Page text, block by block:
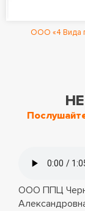
ООО «4 Вида
ООО ППЦ